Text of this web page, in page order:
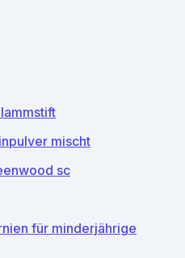
mischt
sc
für minderjährige